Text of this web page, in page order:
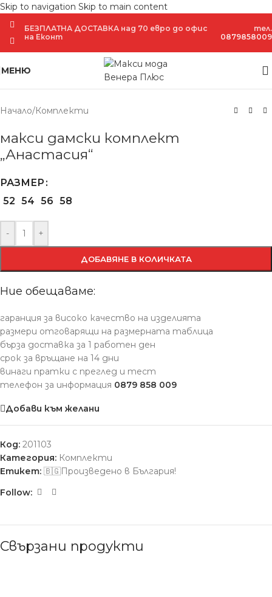
Skip to navigation Skip to main content
БЕЗПЛАТНА ДОСТАВКА над 70 евро до офис
на Еконт
тел.
0879858009
МЕНЮ
Начало/Комплекти
макси дамски комплект
„Анастасия“
РАЗМЕР
52 54 56 58
- +
ДОБАВЯНЕ В КОЛИЧКАТА
Ние обещаваме:
гаранция за високо качество на изделията
размери отговарящи на размерната таблица
бърза доставка за 1 работен ден
срок за връщане на 14 дни
винаги пратки с преглед и тест
телефон за информация 0879 858 009
Добави към желани
Код: 201103
Категория: Комплекти
Етикет: 🇧🇬Произведено в България!
Follow:
Свързани продукти